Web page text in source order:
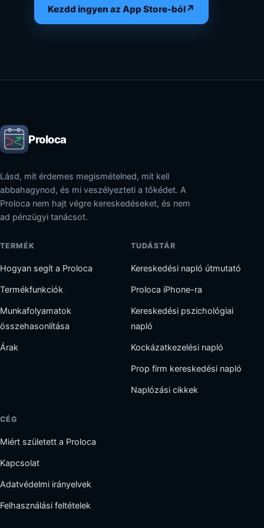
Kezdd ingyen az App Store-ból↗
Proloca
Lásd, mit érdemes megismételned, mit kell
abbahagynod, és mi veszélyezteti a tőkédet. A
Proloca nem hajt végre kereskedéseket, és nem
ad pénzügyi tanácsot.
TERMÉK
Hogyan segít a Proloca
Termékfunkciók
Munkafolyamatok
összehasonlítása
Árak
TUDÁSTÁR
Kereskedési napló útmutató
Proloca iPhone-ra
Kereskedési pszichológiai
napló
Kockázatkezelési napló
Prop firm kereskedési napló
Naplózási cikkek
CÉG
Miért született a Proloca
Kapcsolat
Adatvédelmi irányelvek
Felhasználási feltételek